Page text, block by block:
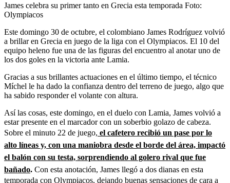
James celebra su primer tanto en Grecia esta temporada Foto:
Olympiacos
Este domingo 30 de octubre, el colombiano James Rodríguez volvió
a brillar en Grecia en juego de la liga con el Olympiacos. El 10 del
equipo heleno fue una de las figuras del encuentro al anotar uno de
los dos goles en la victoria ante Lamia.
Gracias a sus brillantes actuaciones en el último tiempo, el técnico
Míchel le ha dado la confianza dentro del terreno de juego, algo que
ha sabido responder el volante con altura.
Así las cosas, este domingo, en el duelo con Lamia, James volvió a
estar presente en el marcador con un soberbio golazo de cabeza.
Sobre el minuto 22 de juego, el cafetero recibió un pase por lo
alto líneas y, con una maniobra desde el borde del área, impactó
el balón con su testa, sorprendiendo al golero rival que fue
bañado. Con esta anotación, James llegó a dos dianas en esta
temporada con Olympiacos, dejando buenas sensaciones de cara a